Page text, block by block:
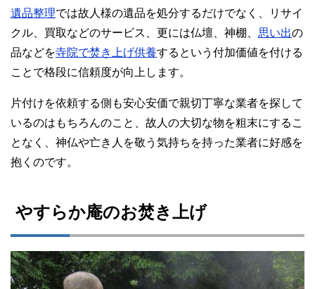
遺品整理では故人様の遺品を処分するだけでなく、リサイ
クル、買取などのサービス、更には仏壇、神棚、 思い出の
品などを寺院で焚き上げ供養するという付加価値を付ける
ことで格段に信頼度が向上します。
片付けを依頼する側も安心安価で親切丁寧な業者を探して
いるのはもちろんのこと、故人の大切な物を粗末にするこ
となく、神仏や亡き人を敬う気持ちを持った業者に好感を
抱くのです。
やすらか庵のお焚き上げ